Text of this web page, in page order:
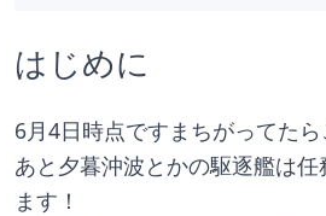
はじめに
6月4日時点ですまちがってたら
あと夕暮沖波とかの駆逐艦は
ます！